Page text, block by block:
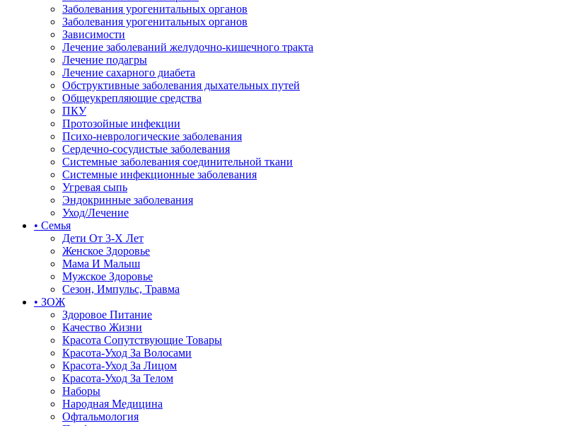
Заболевания урогенитальных органов
Заболевания урогенитальных органов
Зависимости
Лечение заболеваний желудочно-кишечного тракта
Лечение подагры
Лечение сахарного диабета
Обструктивные заболевания дыхательных путей
Общеукрепляющие средства
ПКУ
Протозойные инфекции
Психо-неврологические заболевания
Сердечно-сосудистые заболевания
Системные заболевания соединительной ткани
Системные инфекционные заболевания
Угревая сыпь
Эндокринные заболевания
Уход/Лечение
• Семья
Дети От 3-Х Лет
Женское Здоровье
Мама И Малыш
Мужское Здоровье
Сезон, Импульс, Травма
• ЗОЖ
Здоровое Питание
Качество Жизни
Красота Сопутствующие Товары
Красота-Уход За Волосами
Красота-Уход За Лицом
Красота-Уход За Телом
Наборы
Народная Медицина
Офтальмология